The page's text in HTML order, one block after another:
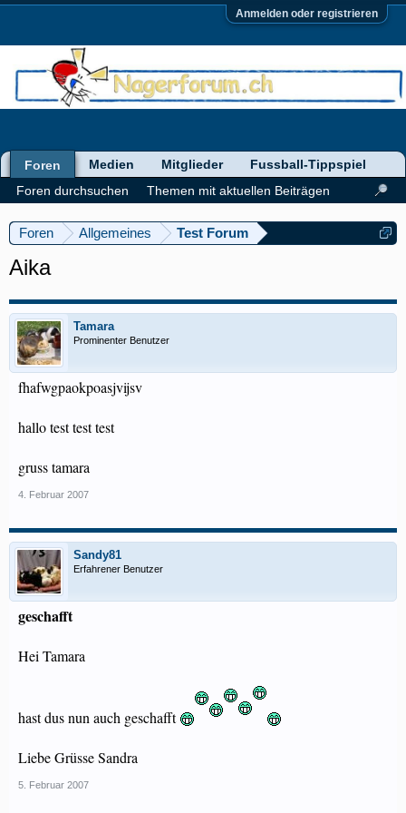
Anmelden oder registrieren
Foren Allgemeines Test Forum
Aika
Tamara
Prominenter Benutzer
fhafwgpaokpoasjvijsv
hallo test test test
gruss tamara
4. Februar 2007
Sandy81
Erfahrener Benutzer
geschafft
Hei Tamara
hast dus nun auch geschafft
Liebe Grüsse Sandra
5. Februar 2007
Foren
Foren durchsuchen
Themen mit aktuellen Beiträgen
Medien Mitglieder Fussball-Tippspiel